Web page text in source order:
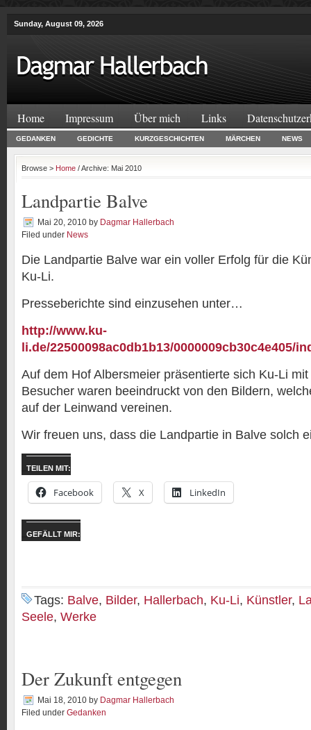
Sunday, August 09, 2026
Home Impressum Über mich Links
GEDANKEN GEDICHTE KURZGESCHICHTEN MÄRCHEN NEWS
Browse > Home / Archive: Mai 2010
Landpartie Balve
Mai 20, 2010 by Dagmar Hallerbach
Filed under News
Die Landpartie Balve war ein voller Erfolg für die
Ku-Li.
Presseberichte sind einzusehen unter…
http://www.ku-
li.de/22500098ac0db1b13/0000009cb30c4e405/
Auf dem Hof Albersmeier präsentierte sich Ku-Li
Besucher waren beeindruckt von den Bildern,
auf der Leinwand vereinen.
Wir freuen uns, dass die Landpartie in Balve solch
TEILEN MIT:
Facebook X LinkedIn
GEFÄLLT MIR:
Tags: Balve, Bilder, Hallerbach, Ku-Li, Künstler,
Seele, Werke
Der Zukunft entgegen
Mai 18, 2010 by Dagmar Hallerbach
Filed under Gedanken